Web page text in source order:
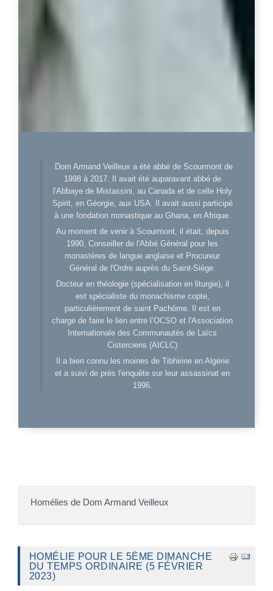
Dom Armand Veilleux a été abbé de Scourmont de
1998 à 2017. Il avait été auparavant abbé de
l'Abbaye de Mistassini, au Canada et de celle Holy
Spirit, en Géorgie, aux USA. Il avait aussi participé
à une fondation monastique au Ghana, en Afrique.
Au moment de venir à Scourmont, il était, depuis
1990, Conseiller de l'Abbé Général pour les
monastères de langue anglaise et Procureur
Général de l'Ordre auprès du Saint-Siège.
Docteur en théologie (spécialisation en liturgie), il
est spécialiste du monachisme copte,
particulièrement de saint Pachôme. Il est en
charge de faire le lien entre l’OCSO et l'Association
Internationale des Communautés de Laïcs
Cisterciens (AICLC)
Il a bien connu les moines de Tibhirine en Algérie
et a suivi de près l'enquête sur leur assassinat en
1996.
Homélies de Dom Armand Veilleux
HOMÉLIE POUR LE 5ÈME DIMANCHE
DU TEMPS ORDINAIRE (5 FÉVRIER
2023)